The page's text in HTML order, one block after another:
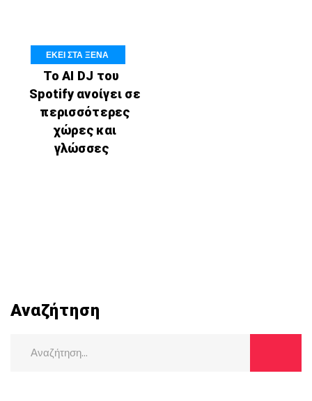
ΕΚΕΙ ΣΤΑ ΞΕΝΑ
Το AI DJ του
Spotify ανοίγει σε
περισσότερες
χώρες και
γλώσσες
Αναζήτηση